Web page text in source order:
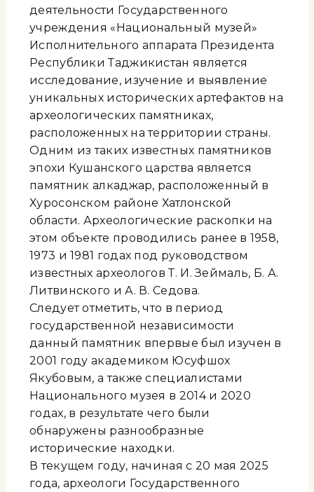
деятельности Государственного
учреждения «Национальный музей»
Исполнительного аппарата Президента
Республики Таджикистан является
исследование, изучение и выявление
уникальных исторических артефактов на
археологических памятниках,
расположенных на территории страны.
Одним из таких известных памятников
эпохи Кушанского царства является
памятник Ҳалкаджар, расположенный в
Хуросонском районе Хатлонской
области. Археологические раскопки на
этом объекте проводились ранее в 1958,
1973 и 1981 годах под руководством
известных археологов Т. И. Зеймаль, Б. А.
Литвинского и А. В. Седова.
Следует отметить, что в период
государственной независимости
данный памятник впервые был изучен в
2001 году академиком Юсуфшох
Якубовым, а также специалистами
Национального музея в 2014 и 2020
годах, в результате чего были
обнаружены разнообразные
исторические находки.
В текущем году, начиная с 20 мая 2025
года, археологи Государственного